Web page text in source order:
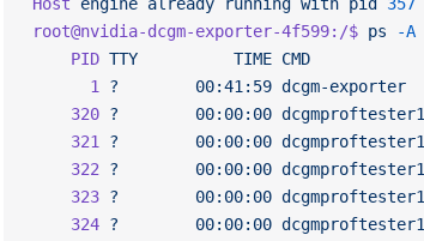
root@nvidia-dcgm-exporter-4f599:/$ ps -A
    PID
TTY
          TIME
CMD
      1
?
        00:41:59
dcgm-exporter
    320
?
        00:00:00
dcgmproftester1
    321
?
        00:00:00
dcgmproftester1
    322
?
        00:00:00
dcgmproftester1
    323
?
        00:00:00
dcgmproftester1
    324
?
        00:00:00
dcgmproftester1